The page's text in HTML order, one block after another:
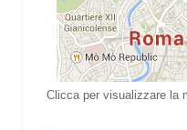
Clicca per visualizzare la